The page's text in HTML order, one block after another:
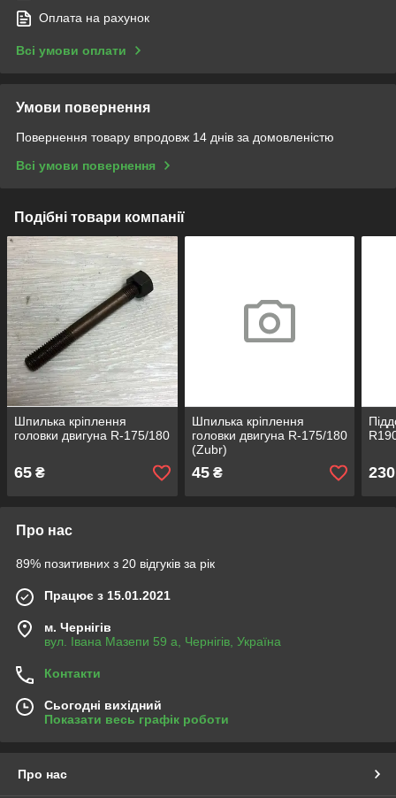
Оплата на рахунок
Всі умови оплати
Умови повернення
Повернення товару впродовж 14 днів за домовленістю
Всі умови повернення
Подібні товари компанії
Шпилька кріплення
головки двигуна R-175/180
65 ₴
Шпилька кріплення
головки двигуна R-175/180
(Zubr)
45₴ 230
Про нас
89% позитивних з 20 відгуків за рік
Працює з 15.01.2021
м. Чернігів
вул. Івана Мазепи 59 а, Чернігів, Україна
Контакти
Сьогодні вихідний
Показати весь графік роботи
Про нас